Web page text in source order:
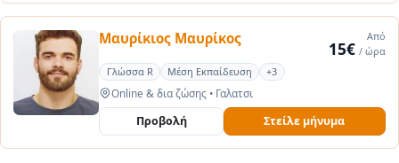
Μαυρίκιος Μαυρίκος Από
15€ / ώρα
Γλώσσα R
Μέση Εκπαίδευση +3
Online & δια ζώσης •Γαλατσι
Προβολή Στείλε μήνυμα